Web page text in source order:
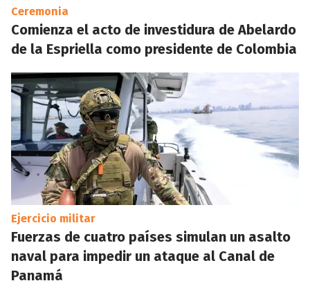
Ceremonia
Comienza el acto de investidura de Abelardo
de la Espriella como presidente de Colombia
Ejercicio militar
Fuerzas de cuatro países simulan un asalto
naval para impedir un ataque al Canal de
Panamá